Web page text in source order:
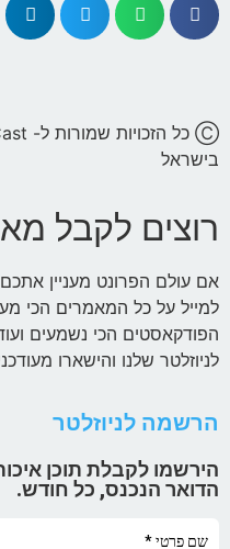
בישראל
רוצים לקבל
אם עולם הפרונט מעניין
למייל על כל המאמרים הכי
הפודקאסטים הכי נשמעים
לניוזלטר שלנו והישארו
הרשמה לניוזלטר
הירשמו לקבלת תוכן
הדואר הנכנס, כל חודש.